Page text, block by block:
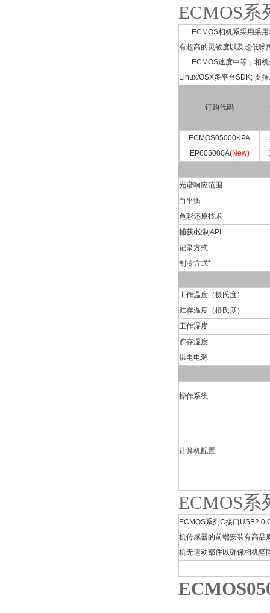
ECMOS系
ECMOS相机系采用采用
有超高的灵敏度以及超低噪
ECMOS速度中等，相机
Linux/OSX多平台SDK; 支
订购代码
ECMOS05000KPA
EP605000A(New)
光谱响应范围
白平衡
色彩还原技术
捕获/控制API
记录方式
制冷方式*
工作温度（摄氏度）
贮存温度（摄氏度）
工作湿度
贮存湿度
供电电源
操作系统
计算机配置
ECMOS系
ECMOS系列C接口USB2.0
机传感器的前端安装有高品
机无运动部件以确保相机坚